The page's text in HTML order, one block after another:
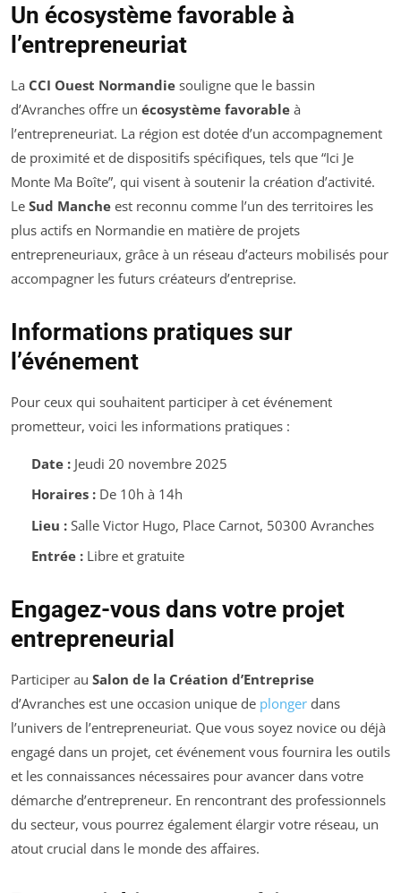
Un écosystème favorable à
l’entrepreneuriat
La CCI Ouest Normandie souligne que le bassin
d’Avranches offre un écosystème favorable à
l’entrepreneuriat. La région est dotée d’un accompagnement
de proximité et de dispositifs spécifiques, tels que “Ici Je
Monte Ma Boîte”, qui visent à soutenir la création d’activité.
Le Sud Manche est reconnu comme l’un des territoires les
plus actifs en Normandie en matière de projets
entrepreneuriaux, grâce à un réseau d’acteurs mobilisés pour
accompagner les futurs créateurs d’entreprise.
Informations pratiques sur
l’événement
Pour ceux qui souhaitent participer à cet événement
prometteur, voici les informations pratiques :
Date :Jeudi 20 novembre 2025
Horaires :De 10h à 14h
Lieu :Salle Victor Hugo, Place Carnot, 50300 Avranches
Entrée :Libre et gratuite
Engagez-vous dans votre projet
entrepreneurial
Participer au Salon de la Création d’Entreprise
d’Avranches est une occasion unique de plonger dans
l’univers de l’entrepreneuriat. Que vous soyez novice ou déjà
engagé dans un projet, cet événement vous fournira les outils
et les connaissances nécessaires pour avancer dans votre
démarche d’entrepreneur. En rencontrant des professionnels
du secteur, vous pourrez également élargir votre réseau, un
atout crucial dans le monde des affaires.